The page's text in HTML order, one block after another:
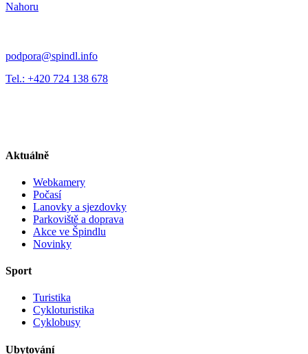
Nahoru
podpora@spindl.info
Tel.: +420 724 138 678
Aktuálně
Webkamery
Počasí
Lanovky a sjezdovky
Parkoviště a doprava
Akce ve Špindlu
Novinky
Sport
Turistika
Cykloturistika
Cyklobusy
Ubytování